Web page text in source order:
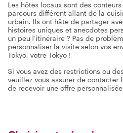
Les hôtes locaux sont des
parcours différent allant de la
urbain. Ils ont hâte de partager
histoires uniques et anecdotes
un peu l'itinéraire ? Pas de
personnaliser la visite selon vos
Tokyo, votre Tokyo !
Si vous avez des restrictions ou
veuillez vous assurer de contacter
de recevoir une offre